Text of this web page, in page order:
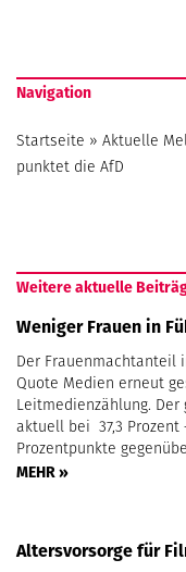
Navigation
Startseite » Aktuelle
punktet die AfD
Weitere aktuelle
Weniger Frauen in
Der Frauenmachtanteil
Quote Medien erneut
Leitmedienzählung.
aktuell bei 37,3 Prozent
Prozentpunkte
MEHR »
Altersvorsorge für